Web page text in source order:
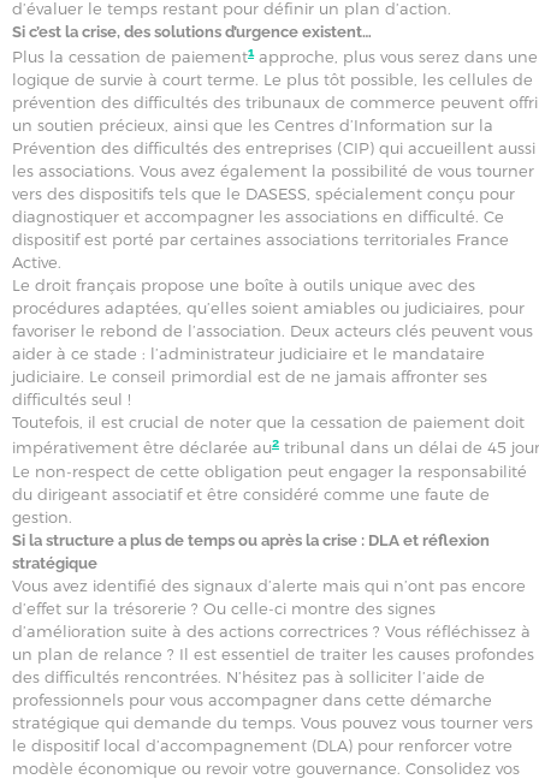
d’évaluer le temps restant pour définir un plan d’action.
Si c’est la crise, des solutions d’urgence existent…
Plus la cessation de paiement1approche, plus vous serez dans une
logique de survie à court terme. Le plus tôt possible, les cellules de
prévention des difficultés des tribunaux de commerce peuvent
un soutien précieux, ainsi que les Centres d’Information sur la
Prévention des difficultés des entreprises (CIP) qui accueillent aussi
les associations. Vous avez également la possibilité de vous tourner
vers des dispositifs tels que le DASESS, spécialement conçu pour
diagnostiquer et accompagner les associations en difficulté. Ce
dispositif est porté par certaines associations territoriales France
Active.
Le droit français propose une boîte à outils unique avec des
procédures adaptées, qu’elles soient amiables ou judiciaires, pour
favoriser le rebond de l’association. Deux acteurs clés peuvent vous
aider à ce stade : l’administrateur judiciaire et le mandataire
judiciaire. Le conseil primordial est de ne jamais affronter ses
difficultés seul !
Toutefois, il est crucial de noter que la cessation de paiement doit
impérativement être déclarée au2 tribunal dans un délai de 45
Le non-respect de cette obligation peut engager la responsabilité
du dirigeant associatif et être considéré comme une faute de
gestion.
Si la structure a plus de temps ou après la crise : DLA et réflexion
stratégique
Vous avez identifié des signaux d’alerte mais qui n’ont pas encore
d’effet sur la trésorerie ? Ou celle-ci montre des signes
d’amélioration suite à des actions correctrices ? Vous réfléchissez à
un plan de relance ? Il est essentiel de traiter les causes profondes
des difficultés rencontrées. N’hésitez pas à solliciter l’aide de
professionnels pour vous accompagner dans cette démarche
stratégique qui demande du temps. Vous pouvez vous tourner vers
le dispositif local d’accompagnement (DLA) pour renforcer votre
modèle économique ou revoir votre gouvernance. Consolidez vos